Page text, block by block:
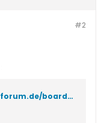
#2
https://www.saitenforum.de/board/showthread.php?t=29218&highlight=Saitenkampagne